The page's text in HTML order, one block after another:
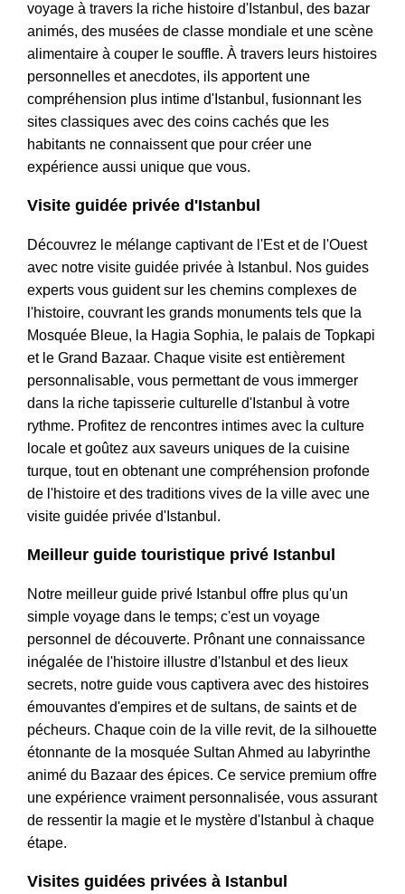
voyage à travers la riche histoire d'Istanbul, des bazar
animés, des musées de classe mondiale et une scène
alimentaire à couper le souffle. À travers leurs histoires
personnelles et anecdotes, ils apportent une
compréhension plus intime d'Istanbul, fusionnant les
sites classiques avec des coins cachés que les
habitants ne connaissent que pour créer une
expérience aussi unique que vous.
Visite guidée privée d'Istanbul
Découvrez le mélange captivant de l'Est et de l'Ouest
avec notre visite guidée privée à Istanbul. Nos guides
experts vous guident sur les chemins complexes de
l'histoire, couvrant les grands monuments tels que la
Mosquée Bleue, la Hagia Sophia, le palais de Topkapi
et le Grand Bazaar. Chaque visite est entièrement
personnalisable, vous permettant de vous immerger
dans la riche tapisserie culturelle d'Istanbul à votre
rythme. Profitez de rencontres intimes avec la culture
locale et goûtez aux saveurs uniques de la cuisine
turque, tout en obtenant une compréhension profonde
de l'histoire et des traditions vives de la ville avec une
visite guidée privée d'Istanbul.
Meilleur guide touristique privé Istanbul
Notre meilleur guide privé Istanbul offre plus qu'un
simple voyage dans le temps; c'est un voyage
personnel de découverte. Prônant une connaissance
inégalée de l'histoire illustre d'Istanbul et des lieux
secrets, notre guide vous captivera avec des histoires
émouvantes d'empires et de sultans, de saints et de
pécheurs. Chaque coin de la ville revit, de la silhouette
étonnante de la mosquée Sultan Ahmed au labyrinthe
animé du Bazaar des épices. Ce service premium offre
une expérience vraiment personnalisée, vous assurant
de ressentir la magie et le mystère d'Istanbul à chaque
étape.
Visites guidées privées à Istanbul